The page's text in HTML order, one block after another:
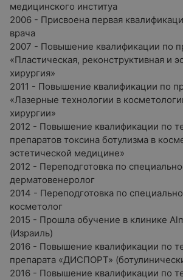
медицинского институа
2006 - Присвоена первая
врача
2007 - Повышение квалификации по
«Пластическая, реконструктивная и
хирургия»
2011 - Повышение квалификации по
«Лазерные технологии в
хирургии»
2012 - Повышение квалификации по
препаратов токсина ботулизма в
эстетической медицине»
2012 - Переподготовка по
дерматовенеролог
2014 - Переподготовка по
косметолог
2015 - Прошла обучение в клинике
(Израиль)
2016 - Повышение квалификации по
препарата «ДИСПОРТ»
2016 - Повышение квалификации по